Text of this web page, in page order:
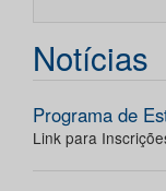
Notícias
Programa de
Link para